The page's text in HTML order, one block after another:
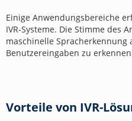
Einige Anwendungsbereiche
IVR-Systeme. Die Stimme des
maschinelle Spracherkennung
Benutzereingaben zu
Vorteile von IVR-